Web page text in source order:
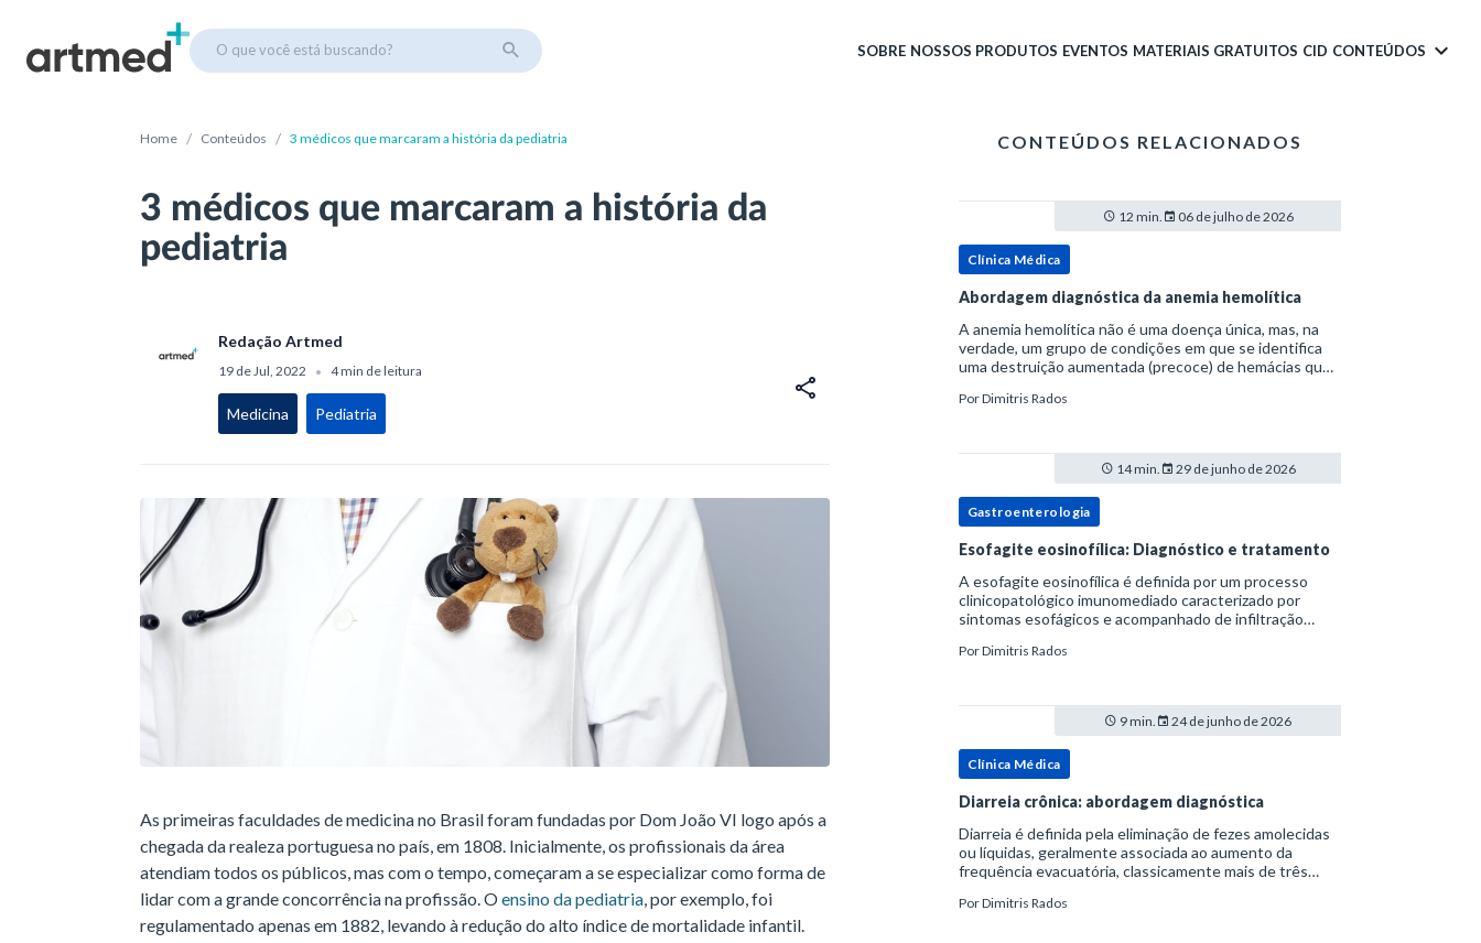
O que você está buscando? SOBRE NOSSOS PRODUTOS EVENTOS MATERIAIS GRATUITOS CID CONTEÚDOS
Home / Conteúdos / 3 médicos que marcaram a história da pediatria
3 médicos que marcaram a história da
pediatria
Redação Artmed
19 de Jul, 2022 • 4 min de leitura
Medicina Pediatria
As primeiras faculdades de medicina no Brasil foram fundadas por Dom João VI logo após a
chegada da realeza portuguesa no país, em 1808. Inicialmente, os profissionais da área
atendiam todos os públicos, mas com o tempo, começaram a se especializar como forma de
lidar com a grande concorrência na profissão. Oensino da pediatria, por exemplo, foi
regulamentado apenas em 1882, levando à redução do alto índice de mortalidade infantil.
CONTEÚDOS RELACIONADOS
12 min. 06 de julho de 2026
Clínica Médica
Abordagem diagnóstica da anemia hemolítica
A anemia hemolítica não é uma doença única, mas, na
verdade, um grupo de condições em que se identifica
uma destruição aumentada (precoce) de hemácias que
óssea.Como a vida média normal da hemácia é de apro
PorDimitris Rados
14 min. 29 de junho de 2026
Gastroenterologia
Esofagite eosinofílica: Diagnóstico e tratamento
A esofagite eosinofílica é definida por um processo
clinicopatológico imunomediado caracterizado por
sintomas esofágicos e acompanhado de infiltração
dentro do espectro da doença do refluxo gastr
PorDimitris Rados
9 min. 24 de junho de 2026
Clínica Médica
Diarreia crônica: abordagem diagnóstica
Diarreia é definida pela eliminação de fezes amolecidas
ou líquidas, geralmente associada ao aumento da
frequência evacuatória, classicamente mais de três
prática, a consistência das fezes costuma s
PorDimitris Rados